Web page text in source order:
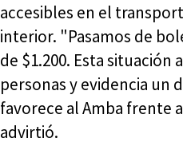
accesibles en el
interior. "Pasamos de
de $1.200. Esta situación
personas y evidencia un
favorece al Amba frente
advirtió.